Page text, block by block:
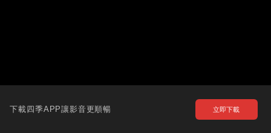
下載四季APP讓影音更順暢 立即下載